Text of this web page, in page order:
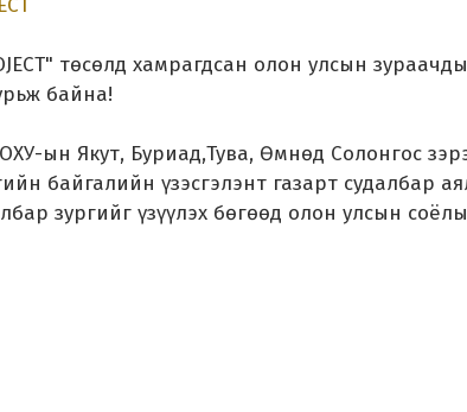
төсөлд хамрагдсан олон улсын
байна!
ын Якут, Буриад,Тува, Өмнөд Солонгос
байгалийн үзэсгэлэнт газарт судалбар
зургийг үзүүлэх бөгөөд олон улсын